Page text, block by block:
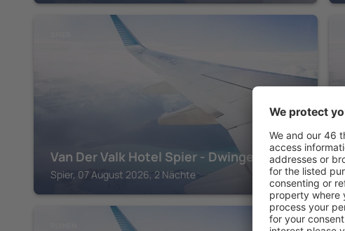
Van Der Valk Hotel Spier - Dwingeloo
Spier, 07 August 2026, 2 Nächte